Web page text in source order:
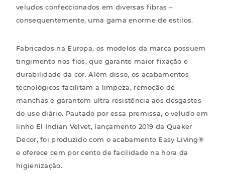
veludos confeccionados em diversas fibras –
consequentemente, uma gama enorme de estilos.
Fabricados na Europa, os modelos da marca possuem
tingimento nos fios, que garante maior fixação e
durabilidade da cor. Além disso, os acabamentos
tecnológicos facilitam a limpeza, remoção de
manchas e garantem ultra resistência aos desgastes
do uso diário. Pautado por essa premissa, o veludo em
linho El Indian Velvet, lançamento 2019 da Quaker
Decor, foi produzido com o acabamento Easy Living®
e oferece cem por cento de facilidade na hora da
higienização.